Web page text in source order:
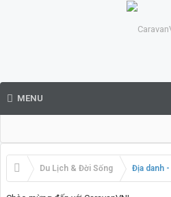
MENU
Du Lịch & Đời Sống Địa danh